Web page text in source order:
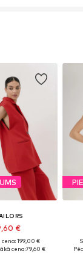
€
199,00 €
cena:79,60 €